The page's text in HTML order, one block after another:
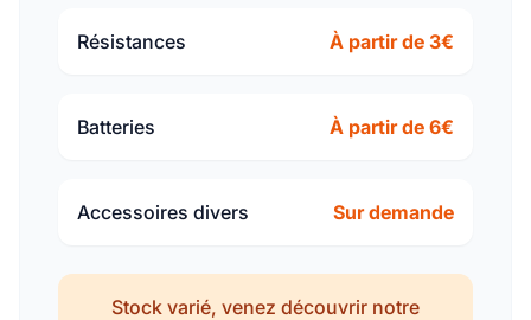
Résistances À partir de 3€
Batteries À partir de 6€
Accessoires divers Sur demande
Stock varié, venez découvrir notre